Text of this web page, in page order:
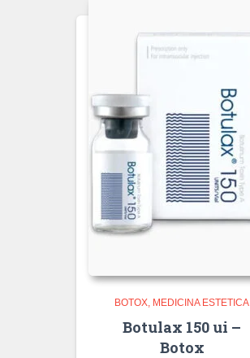
BOTOX MEDICINA ESTETICA
Botulax 150 ui –
Botox